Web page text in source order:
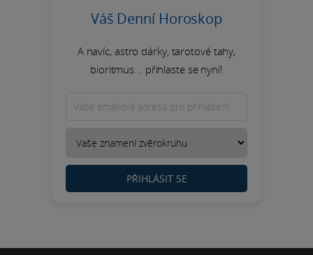
Váš Denní Horoskop
A navíc, astro dárky, tarotové tahy,
bioritmus... přihlaste se nyní!
PŘIHLÁSIT SE